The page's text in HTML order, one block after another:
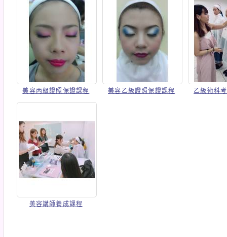
美容丙級證照保證課程 美容乙級證照保證課程 乙級術科
美容講師養成課程